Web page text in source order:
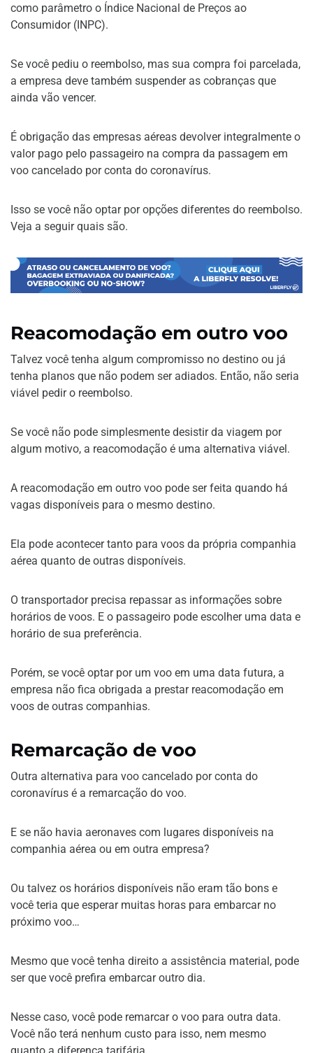
como parâmetro o Índice Nacional de Preços ao
Consumidor (INPC).
Se você pediu o reembolso, mas sua compra foi parcelada,
a empresa deve também suspender as cobranças que
ainda vão vencer.
É obrigação das empresas aéreas devolver integralmente o
valor pago pelo passageiro na compra da passagem em
voo cancelado por conta do coronavírus.
Isso se você não optar por opções diferentes do reembolso.
Veja a seguir quais são.
Reacomodação em outro voo
Talvez você tenha algum compromisso no destino ou já
tenha planos que não podem ser adiados. Então, não seria
viável pedir o reembolso.
Se você não pode simplesmente desistir da viagem por
algum motivo, a reacomodação é uma alternativa viável.
A reacomodação em outro voo pode ser feita quando há
vagas disponíveis para o mesmo destino.
Ela pode acontecer tanto para voos da própria companhia
aérea quanto de outras disponíveis.
O transportador precisa repassar as informações sobre
horários de voos. E o passageiro pode escolher uma data e
horário de sua preferência.
Porém, se você optar por um voo em uma data futura, a
empresa não fica obrigada a prestar reacomodação em
voos de outras companhias.
Remarcação de voo
Outra alternativa para voo cancelado por conta do
coronavírus é a remarcação do voo.
E se não havia aeronaves com lugares disponíveis na
companhia aérea ou em outra empresa?
Ou talvez os horários disponíveis não eram tão bons e
você teria que esperar muitas horas para embarcar no
próximo voo…
Mesmo que você tenha direito a assistência material, pode
ser que você prefira embarcar outro dia.
Nesse caso, você pode remarcar o voo para outra data.
Você não terá nenhum custo para isso, nem mesmo
quanto a diferença tarifária.